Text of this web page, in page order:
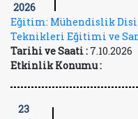
2026
Eğitim: Mühendislik
Teknikleri Eğitimi ve
Tarihi ve Saati : 7.10.2026
Etkinlik Konumu :
23